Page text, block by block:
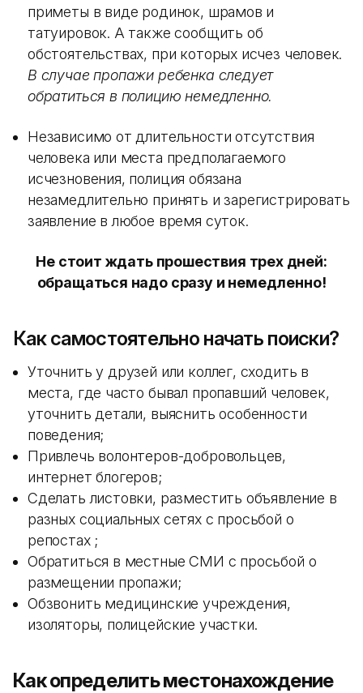
приметы в виде родинок, шрамов и
татуировок. А также сообщить об
обстоятельствах, при которых исчез человек.
В случае пропажи ребенка следует
обратиться в полицию немедленно.
Независимо от длительности отсутствия
человека или места предполагаемого
исчезновения, полиция обязана
незамедлительно принять и зарегистрировать
заявление в любое время суток.
Не стоит ждать прошествия трех дней:
обращаться надо сразу и немедленно!
Как самостоятельно начать поиски?
Уточнить у друзей или коллег, сходить в
места, где часто бывал пропавший человек,
уточнить детали, выяснить особенности
поведения;
Привлечь волонтеров-добровольцев,
интернет блогеров;
Сделать листовки, разместить объявление в
разных социальных сетях с просьбой о
репостах ;
Обратиться в местные СМИ с просьбой о
размещении пропажи;
Обзвонить медицинские учреждения,
изоляторы, полицейские участки.
Как определить местонахождение